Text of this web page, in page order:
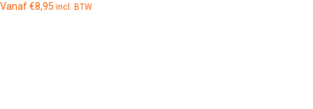
Vanaf€8,95 incl. BTW